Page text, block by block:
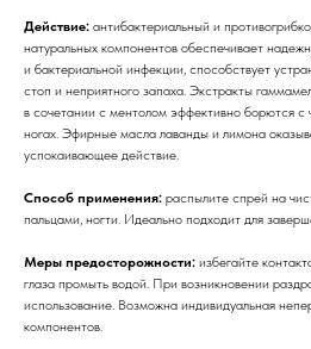
Действие: антибактериальный и
натуральных компонентов обеспечивает
и бактериальной инфекции, способствует
стоп и неприятного запаха. Экстракты
в сочетании с ментолом эффективно борются с
ногах. Эфирные масла лаванды и лимона
успокаивающее действие.
Способ применения: распылите спрей на
пальцами, ногти. Идеально подходит для
Меры предосторожности: избегайте
глаза промыть водой. При возникновении
использование. Возможна индивидуальная
компонентов.